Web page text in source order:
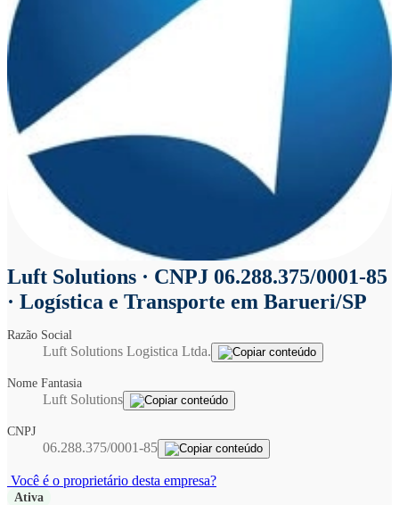
Luft Solutions · CNPJ 06.288.375/0001-85
· Logística e Transporte em Barueri/SP
Razão Social
Luft Solutions Logistica Ltda.
Nome Fantasia
Luft Solutions
CNPJ
06.288.375/0001-85
Você é o proprietário desta empresa?
Ativa